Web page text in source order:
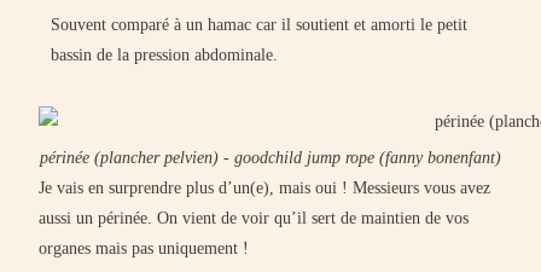
Souvent comparé à un hamac car il soutient et amorti le petit
bassin de la pression abdominale.
périnée (plancher pelvien) - goodchild jump rope (fanny bonenfant)
Je vais en surprendre plus d’un(e), mais oui ! Messieurs vous avez
aussi un périnée. On vient de voir qu’il sert de maintien de vos
organes mais pas uniquement !